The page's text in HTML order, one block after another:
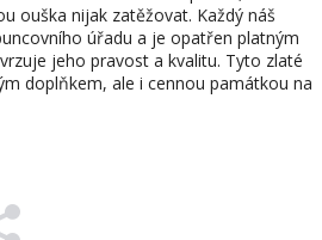
ouška nijak zatěžovat. Každý náš
úřadu a je opatřen platným
jeho pravost a kvalitu. Tyto zlaté
doplňkem, ale i cennou památkou na